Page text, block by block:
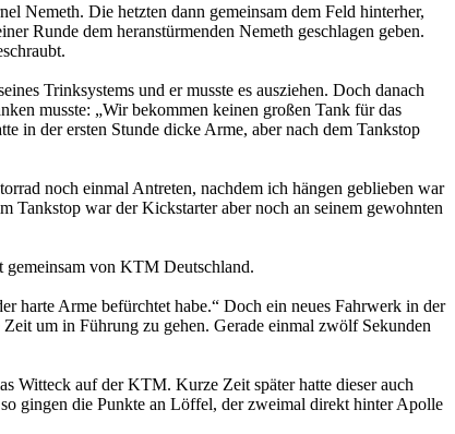
Nemeth. Die hetzten dann gemeinsam dem Feld hinterher,
Runde dem heranstürmenden Nemeth geschlagen geben.
Trinksystems und er musste es ausziehen. Doch danach
musste: „Wir bekommen keinen großen Tank für das
in der ersten Stunde dicke Arme, aber nach dem Tankstop
noch einmal Antreten, nachdem ich hängen geblieben war
Tankstop war der Kickstarter aber noch an seinem gewohnten
gemeinsam von KTM Deutschland.
harte Arme befürchtet habe.“ Doch ein neues Fahrwerk in der
um in Führung zu gehen. Gerade einmal zwölf Sekunden
Witteck auf der KTM. Kurze Zeit später hatte dieser auch
gingen die Punkte an Löffel, der zweimal direkt hinter Apolle